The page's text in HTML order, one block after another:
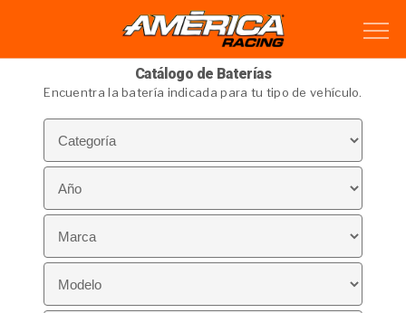
Catálogo de Baterías
Encuentra la batería indicada para tu tipo de vehículo.